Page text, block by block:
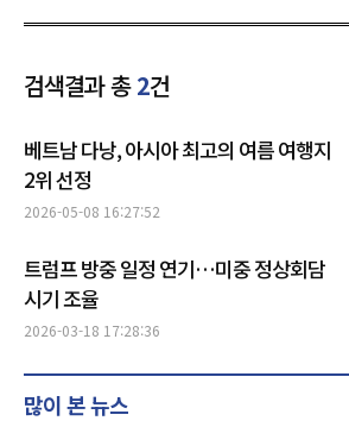
검색결과 총2건
베트남 다낭, 아시아 최고의 여름 여행지
2위 선정
2026-05-08 16:27:52
트럼프 방중 일정 연기…미중 정상회담
시기 조율
2026-03-18 17:28:36
많이 본 뉴스